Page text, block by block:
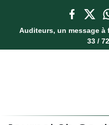
Auditeurs, un message à
33 /